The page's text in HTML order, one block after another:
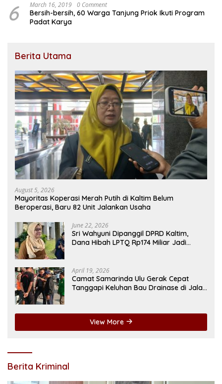
6 March 16, 2019 0 Comment
Bersih-bersih, 60 Warga Tanjung Priok Ikuti Program
Padat Karya
Berita Utama
August 5, 2026
Mayoritas Koperasi Merah Putih di Kaltim Belum
Beroperasi, Baru 82 Unit Jalankan Usaha
June 22, 2026
Sri Wahyuni Dipanggil DPRD Kaltim,
Dana Hibah LPTQ Rp174 Miliar Jadi
April 19, 2026
Camat Samarinda Ulu Gerak Cepat
Tanggapi Keluhan Bau Drainase di Jalan
View More
Berita Kriminal